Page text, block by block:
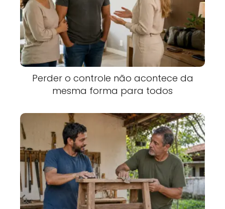
Perder o controle não acontece da
mesma forma para todos